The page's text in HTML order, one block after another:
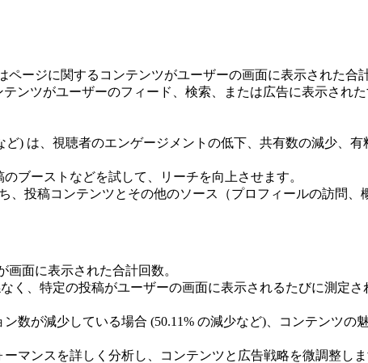
ージに関するコンテンツがユーザーの画面に表示された合
ンツがユーザーのフィード、検索、または広告に表示され
) は、視聴者のエンゲージメントの低下、共有数の減少、
ブーストなどを試して、リーチを向上させます。
投稿コンテンツとその他のソース（プロフィールの訪問、
面に表示された合計回数。
く、特定の投稿がユーザーの画面に表示されるたびに測定さ
数が減少している場合 (50.11% の減少など)、コンテンツの
マンスを詳しく分析し、コンテンツと広告戦略を微調整しま